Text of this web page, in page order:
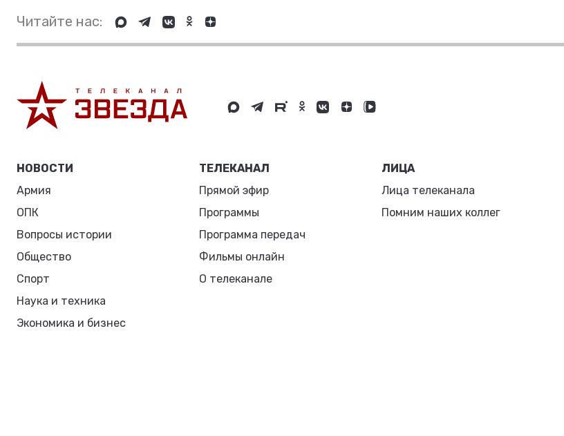
Читайте нас:
НОВОСТИ
Армия
ОПК
Вопросы истории
Общество
Спорт
Наука и техника
Экономика и бизнес
ТЕЛЕКАНАЛ
Прямой эфир
Программы
Программа передач
Фильмы онлайн
О телеканале
ЛИЦА
Лица телеканала
Помним наших коллег